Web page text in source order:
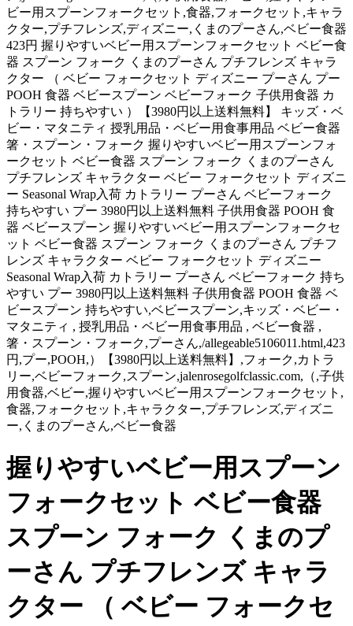
ビー用スプーンフォークセット,食器,フォークセット,キャラ
クター,プチフレンズ,ディズニー,くまのプーさん,ベビー食器
423円 握りやすいベビー用スプーンフォークセット ベビー食
器 スプーン フォーク くまのプーさん プチフレンズ キャラ
クター （ ベビー フォークセット ディズニー プーさん プー
POOH 食器 ベビースプーン ベビーフォーク 子供用食器 カ
トラリー 持ちやすい ）【3980円以上送料無料】 キッズ・ベ
ビー・マタニティ 授乳用品・ベビー用食事用品 ベビー食器
箸・スプーン・フォーク 握りやすいベビー用スプーンフォ
ークセット ベビー食器 スプーン フォーク くまのプーさん
プチフレンズ キャラクター ベビー フォークセット ディズニ
ー Seasonal Wrap入荷 カトラリー プーさん ベビーフォーク
持ちやすい プー 3980円以上送料無料 子供用食器 POOH 食
器 ベビースプーン 握りやすいベビー用スプーンフォークセ
ット ベビー食器 スプーン フォーク くまのプーさん プチフ
レンズ キャラクター ベビー フォークセット ディズニー
Seasonal Wrap入荷 カトラリー プーさん ベビーフォーク 持ち
やすい プー 3980円以上送料無料 子供用食器 POOH 食器 ベ
ビースプーン 持ちやすい,ベビースプーン,キッズ・ベビー・
マタニティ , 授乳用品・ベビー用食事用品 , ベビー食器 ,
箸・スプーン・フォーク,プーさん,/allegeable5106011.html,423
円,プー,POOH,）【3980円以上送料無料】,フォーク,カトラ
リー,ベビーフォーク,スプーン,jalenrosegolfclassic.com,（,子供
用食器,ベビー,握りやすいベビー用スプーンフォークセット,
食器,フォークセット,キャラクター,プチフレンズ,ディズニ
ー,くまのプーさん,ベビー食器
握りやすいベビー用スプーン
フォークセット ベビー食器
スプーン フォーク くまのプ
ーさん プチフレンズ キャラ
クター （ ベビー フォークセ